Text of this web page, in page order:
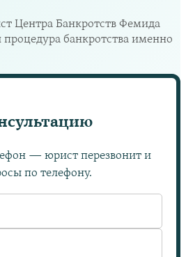
Центра Банкротств Фемида
банкротства именно
— юрист перезвонит и
по телефону.